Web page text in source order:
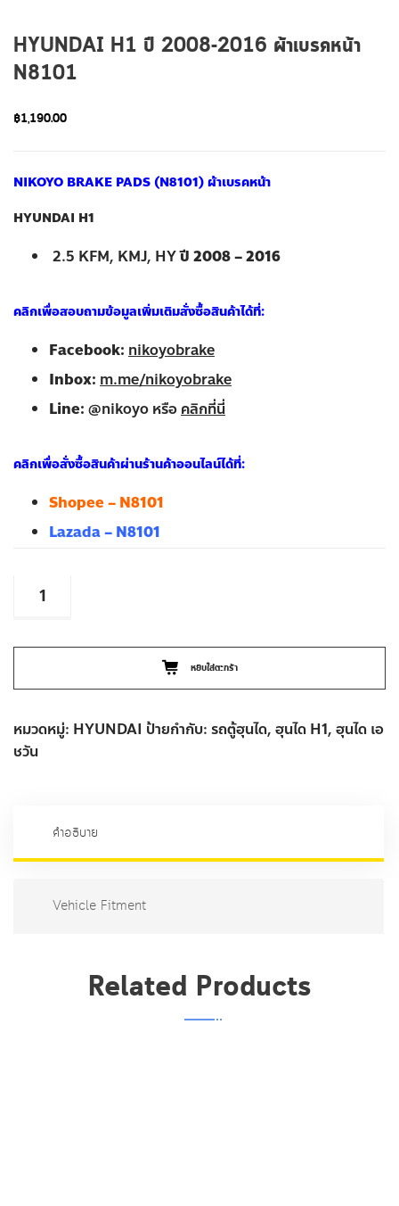
HYUNDAI H1 ปี 2008-2016 ผ้าเบรคหน้า
N8101
฿1,190.00
NIKOYO BRAKE PADS (N8101) ผ้าเบรคหน้า
HYUNDAI H1
2.5 KFM, KMJ, HYปี 2008 – 2016
คลิกเพื่อสอบถามข้อมูลเพิ่มเติมสั่งซื้อสินค้าได้ที่:
Facebook: nikoyobrake
Inbox: m.me/nikoyobrake
Line: @nikoyo หรือคลิกที่นี่
คลิกเพื่อสั่งซื้อสินค้าผ่านร้านค้าออนไลน์ได้ที่:
Shopee – N8101
Lazada – N8101
จำนวน
HYUNDAI
ปี
2016
เบรค
หน้า
หยิบใส่ตะกร้า
หมวดหมู่: HYUNDAI ป้ายกำกับ: รถตู้ฮุนได, ฮุนได H1, ฮุนได เอ
ชวัน
คำอธิบาย
Vehicle Fitment
Related Products